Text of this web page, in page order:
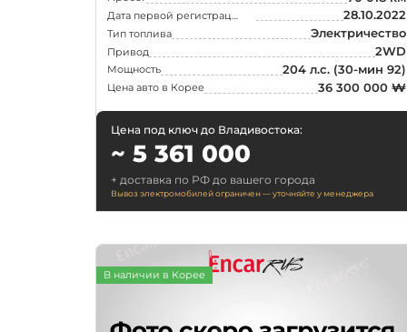
GMC
Honda
Lamborghini
Lincoln
Mazda
Nissan
RS6
RS5(2)
SQ6 e-tron(2)
Дата первой регистрации 28.10.2022
Тип топлива Электричество
Привод 2WD
Мощность 204 л.с. (30-мин 92)
Цена авто в Корее 36 300 000 ₩
Цена под ключ до Владивостока:
~ 5 361 000
+ доставка по РФ до вашего города
Вывоз электромобилей ограничен — уточняйте у менеджера
В наличии в Корее